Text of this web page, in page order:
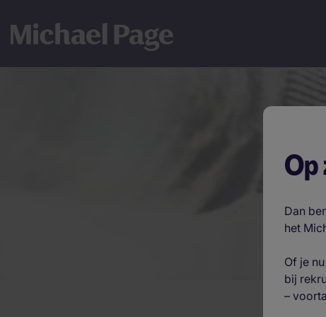
Dan
het
Of je
bij
–